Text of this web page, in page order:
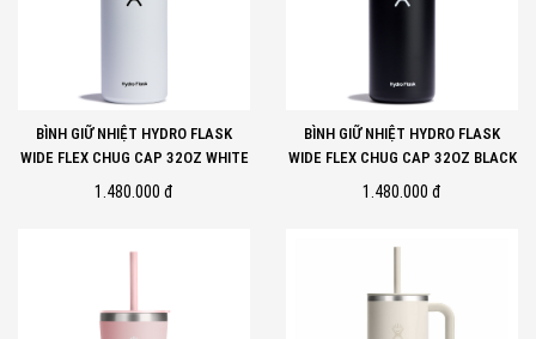
BÌNH GIỮ NHIỆT HYDRO FLASK
WIDE FLEX CHUG CAP 32OZ WHITE
1.480.000 đ
BÌNH GIỮ NHIỆT HYDRO FLASK
WIDE FLEX CHUG CAP 32OZ BLACK
1.480.000 đ